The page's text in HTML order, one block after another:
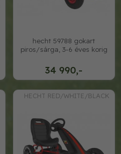
34 990,-
hecht 59788 gokart
piros/sárga, 3-6 éves korig
HECHT RED/WHITE/BLACK